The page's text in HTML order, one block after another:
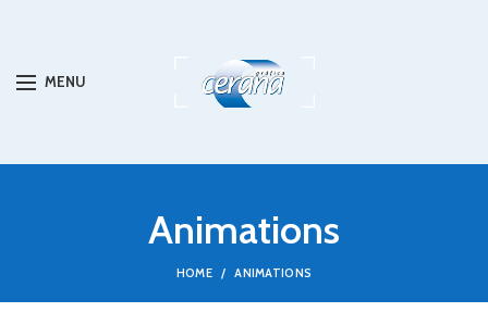
MENU
Animations
HOME ANIMATIONS